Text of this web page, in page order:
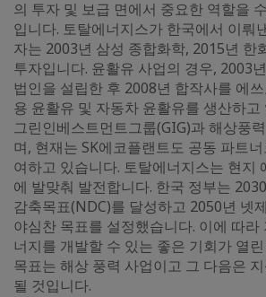
의 투자 및 보급 면에서 중요한 역할을
입니다. 토탈에너지스가 한국에서 이뤄
자는 2003년 삼성 종합화학, 2015년 한
투자입니다. 윤활유 사업의 경우, 2003
법인을 설립한 후 2008년 합작사를 에
용 윤활유 및 자동차 윤활유를 생산하고
그린인베스트먼트그룹(GIG)과 해상풍
며, 현재는 SK에코플랜트도 공동 파트
여하고 있습니다. 토탈에너지스는 현지
에 발맞춰 발전합니다. 한국 정부는
감축목표(NDC)를 달성하고 2050년 넷
야심찬 목표를 설정했습니다. 이에 따라
너지를 개발할 수 있는 좋은 기회가 열
목표는 해상 풍력 사업이고 그 다음은
될 것입니다.